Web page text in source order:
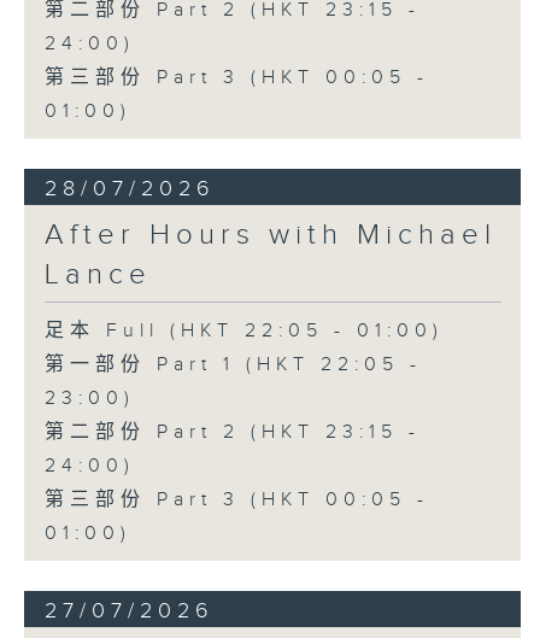
第二部份 Part 2 (HKT 23:15 -
24:00)
第三部份 Part 3 (HKT 00:05 -
01:00)
28/07/2026
After Hours with Michael
Lance
足本 Full (HKT 22:05 - 01:00)
第一部份 Part 1 (HKT 22:05 -
23:00)
第二部份 Part 2 (HKT 23:15 -
24:00)
第三部份 Part 3 (HKT 00:05 -
01:00)
27/07/2026